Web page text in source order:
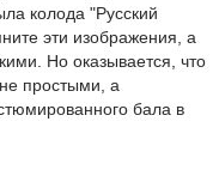
колода "Русский
эти изображения, а
Но оказывается, что
простыми, а
бала в